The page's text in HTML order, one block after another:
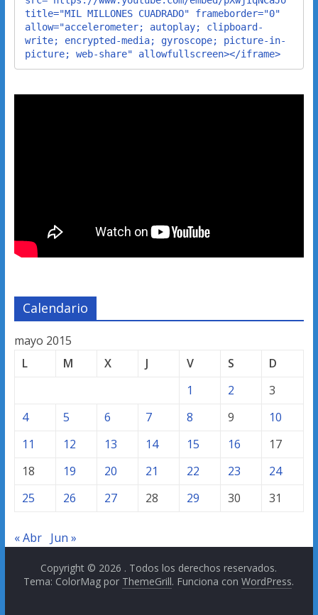
title="MIL MILLONES CUADRADO" frameborder="0"
allow="accelerometer; autoplay; clipboard-
write; encrypted-media; gyroscope; picture-in-
picture; web-share" allowfullscreen></iframe>
Calendario
mayo 2015
L
M X J V S
D
1
2
3
4
5 6 7 8 9
10
11
12 13 14 15 16
17
18
19 20 21 22 23
24
25
26 27 28 29 30 31
« Abr Jun »
Copyright © 2026 . Todos los derechos reservados.
Tema: ColorMag por ThemeGrill. Funciona conWordPress.